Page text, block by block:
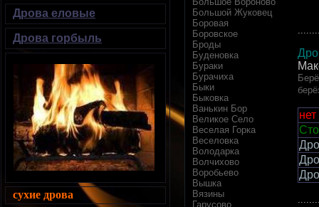
Большой Жуковец
Боровая
Боровское
Броды
Буденовка
Бураки
Бурачиха
Быки
Быковка
Ванькин Бор
Великое Село
Веселая Горка
Веселовка
Володарка
Волчихово
Воробьево
Вышка
Вязины
Гарусово
Дрова еловые
Дрова горбыль
сухие дрова